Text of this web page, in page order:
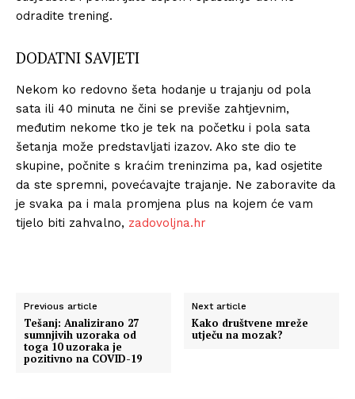
odradite trening.
DODATNI SAVJETI
Nekom ko redovno šeta hodanje u trajanju od pola
sata ili 40 minuta ne čini se previše zahtjevnim,
međutim nekome tko je tek na početku i pola sata
šetanja može predstavljati izazov. Ako ste dio te
skupine, počnite s kraćim treninzima pa, kad osjetite
da ste spremni, povećavajte trajanje. Ne zaboravite da
je svaka pa i mala promjena plus na kojem će vam
tijelo biti zahvalno, zadovoljna.hr
Previous article
Tešanj: Analizirano 27
sumnjivih uzoraka od
toga 10 uzoraka je
pozitivno na COVID-19
Next article
Kako društvene mreže
utječu na mozak?